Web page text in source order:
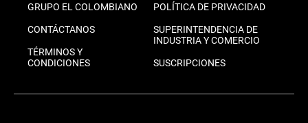
GRUPO EL COLOMBIANO
CONTÁCTANOS
TÉRMINOS Y
CONDICIONES
POLÍTICA DE PRIVACIDAD
SUPERINTENDENCIA DE
INDUSTRIA Y COMERCIO
SUSCRIPCIONES